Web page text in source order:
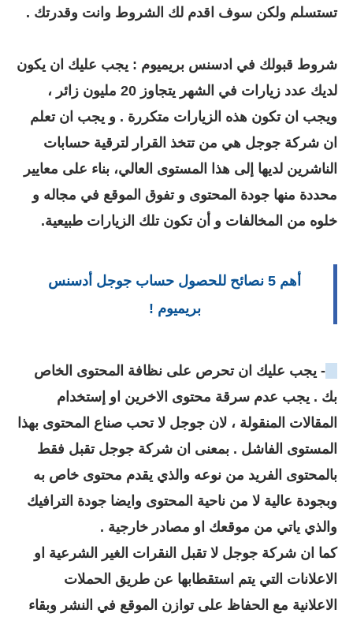
تستسلم ولكن سوف اقدم لك الشروط وانت وقدرتك .
شروط قبولك في ادسنس بريميوم : يجب عليك ان يكون
لديك عدد زيارات في الشهر يتجاوز 20 مليون زائر ،
ويجب ان تكون هذه الزيارات متكررة . و يجب ان تعلم
ان شركة جوجل هي من تتخذ القرار لترقية حسابات
الناشرين لديها إلى هذا المستوى العالي، بناء على معايير
محددة منها جودة المحتوى و تفوق الموقع في مجاله و
خلوه من المخالفات و أن تكون تلك الزيارات طبيعية.
أهم 5 نصائح للحصول حساب جوجل أدسنس
بريميوم !
- يجب عليك ان تحرص على نظافة المحتوى الخاص
بك . يجب عدم سرقة محتوى الاخرين او إستخدام
المقالات المنقولة ، لان جوجل لا تحب صناع المحتوى بهذا
المستوى الفاشل . بمعنى ان شركة جوجل تقبل فقط
بالمحتوى الفريد من نوعه والذي يقدم محتوى خاص به
وبجودة عالية لا من ناحية المحتوى وايضا جودة الترافيك
والذي ياتي من موقعك او مصادر خارجية .
كما ان شركة جوجل لا تقبل النقرات الغير الشرعية او
الاعلانات التي يتم استقطابها عن طريق الحملات
الاعلانية مع الحفاظ على توازن الموقع في النشر وبقاء